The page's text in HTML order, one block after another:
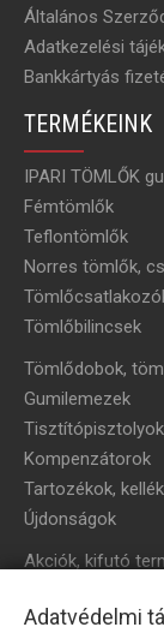
Általános
Adatkezelési
Bankkártyás
TERMÉKEINK
IPARI TÖMLŐK
Fémtömlők
Teflontömlők
Norres tömlők,
Tömlőbilincsek
Tömlődobok,
Gumilemezek
Kompenzátorok
Tartozékok,
Újdonságok
Akciók, kifutó
HÍRLEVÉL
Adatvédelmi